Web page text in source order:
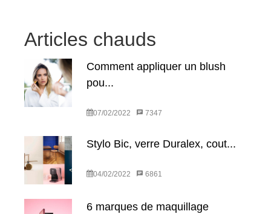
Articles chauds
Comment appliquer un blush
pou...
07/02/2022 7347
Stylo Bic, verre Duralex, cout...
04/02/2022 6861
6 marques de maquillage